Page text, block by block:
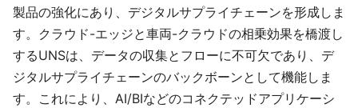
製品の強化にあり、デジタルサプライチェーンを形成しま
す。クラウド-エッジと車両-クラウドの相乗効果を橋渡し
するUNSは、データの収集とフローに不可欠であり、デ
ジタルサプライチェーンのバックボーンとして機能しま
す。これにより、AI/BIなどのコネクテッドアプリケーシ